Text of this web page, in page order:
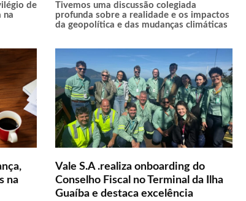
de
na
Tivemos uma discussão colegiada
profunda sobre a realidade e os impactos
da geopolítica e das mudanças climáticas
na
Vale S.A .realiza onboarding do
Conselho Fiscal no Terminal da Ilha
Guaíba e destaca excelência